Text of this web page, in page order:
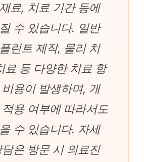
료, 치료 기간 등에
수 있습니다. 일반
린트 제작, 물리 치
료 등 다양한 치료 항
용이 발생하며, 개
적용 여부에 따라서도
수 있습니다. 자세
담은 방문 시 의료진